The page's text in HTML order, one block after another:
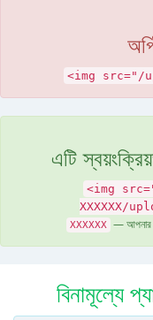
<img src="/
এটি
<img
XXXXXX/
XXXXXX — আপনার
বিনামূল্যে